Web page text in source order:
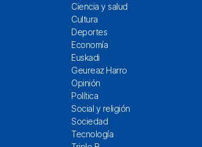
Ciencia y salud
Cultura
Deportes
Economía
Euskadi
Geureaz Harro
Opinión
Política
Social y religión
Sociedad
Tecnología